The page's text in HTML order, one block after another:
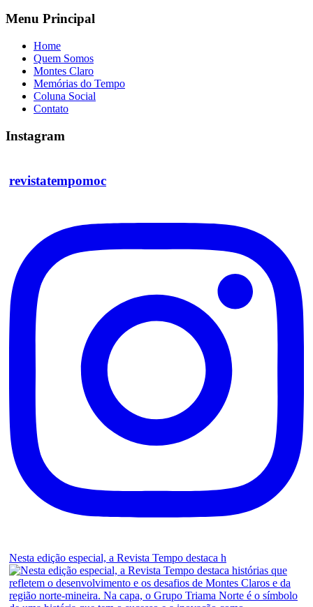
Menu Principal
Home
Quem Somos
Montes Claro
Memórias do Tempo
Coluna Social
Contato
Instagram
revistatempomoc
Nesta edição especial, a Revista Tempo destaca h